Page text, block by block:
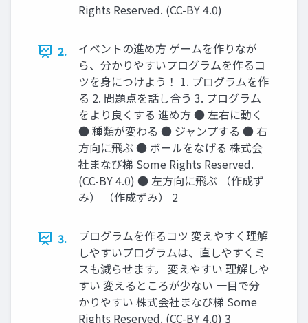
Rights Reserved. (CC-BY 4.0)
2.
イベントの進め方 ゲームを作りなが
ら、分かりやすいプログラムを作るコ
ツを身につけよう！ 1. プログラムを作
る 2. 問題点を話し合う 3. プログラム
をより良くする 進め方 ● 左右に動く
● 種類が変わる ● ジャンプする ● 右
方向に飛ぶ ● ボールをなげる 株式会
社まなび梯 Some Rights Reserved.
(CC-BY 4.0) ● 左方向に飛ぶ （作成ず
み） （作成ずみ） 2
3.
プログラムを作るコツ 変えやすく理解
しやすいプログラムは、直しやすくミ
スも減らせます。 変えやすい 理解しや
すい 変えるところが少ない 一目で分
かりやすい 株式会社まなび梯 Some
Rights Reserved. (CC-BY 4.0) 3